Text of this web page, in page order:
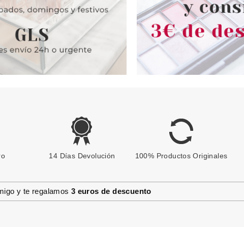
14 Días Devolución 100% Productos Originales
y te regalamos 3 euros de descuento